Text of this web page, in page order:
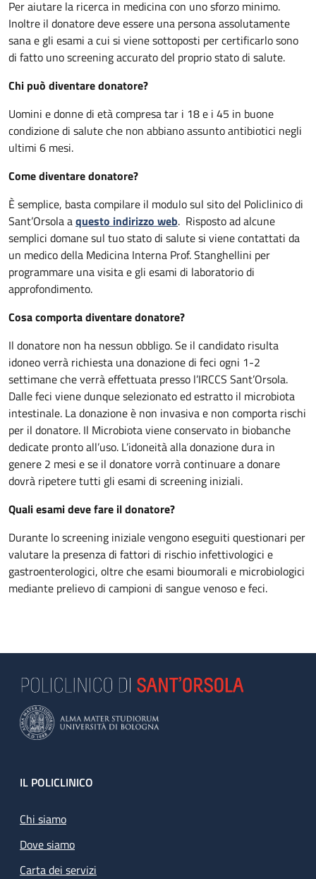
Per aiutare la ricerca in medicina con uno sforzo minimo.
Inoltre il donatore deve essere una persona assolutamente
sana e gli esami a cui si viene sottoposti per certificarlo sono
di fatto uno screening accurato del proprio stato di salute.
Chi può diventare donatore?
Uomini e donne di età compresa tar i 18 e i 45 in buone
condizione di salute che non abbiano assunto antibiotici negli
ultimi 6 mesi.
Come diventare donatore?
È semplice, basta compilare il modulo sul sito del Policlinico di
Sant’Orsola aquesto indirizzo web. Risposto ad alcune
semplici domane sul tuo stato di salute si viene contattati da
un medico della Medicina Interna Prof. Stanghellini per
programmare una visita e gli esami di laboratorio di
approfondimento.
Cosa comporta diventare donatore?
Il donatore non ha nessun obbligo. Se il candidato risulta
idoneo verrà richiesta una donazione di feci ogni 1-2
settimane che verrà effettuata presso l’IRCCS Sant’Orsola.
Dalle feci viene dunque selezionato ed estratto il microbiota
intestinale. La donazione è non invasiva e non comporta rischi
per il donatore. Il Microbiota viene conservato in biobanche
dedicate pronto all’uso. L’idoneità alla donazione dura in
genere 2 mesi e se il donatore vorrà continuare a donare
dovrà ripetere tutti gli esami di screening iniziali.
Quali esami deve fare il donatore?
Durante lo screening iniziale vengono eseguiti questionari per
valutare la presenza di fattori di rischio infettivologici e
gastroenterologici, oltre che esami bioumorali e microbiologici
mediante prelievo di campioni di sangue venoso e feci.
Footer
IL POLICLINICO
Chi siamo
Dove siamo
Carta dei servizi